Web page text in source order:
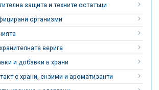
защита и техните остатъци
организми
верига
и добавки в храни
с храни, ензими и ароматизанти